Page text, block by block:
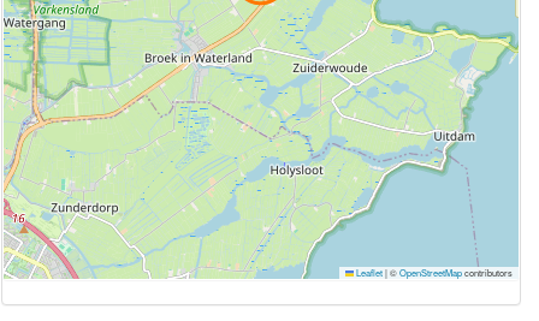
Leaflet|©OpenStreetMapcontributors